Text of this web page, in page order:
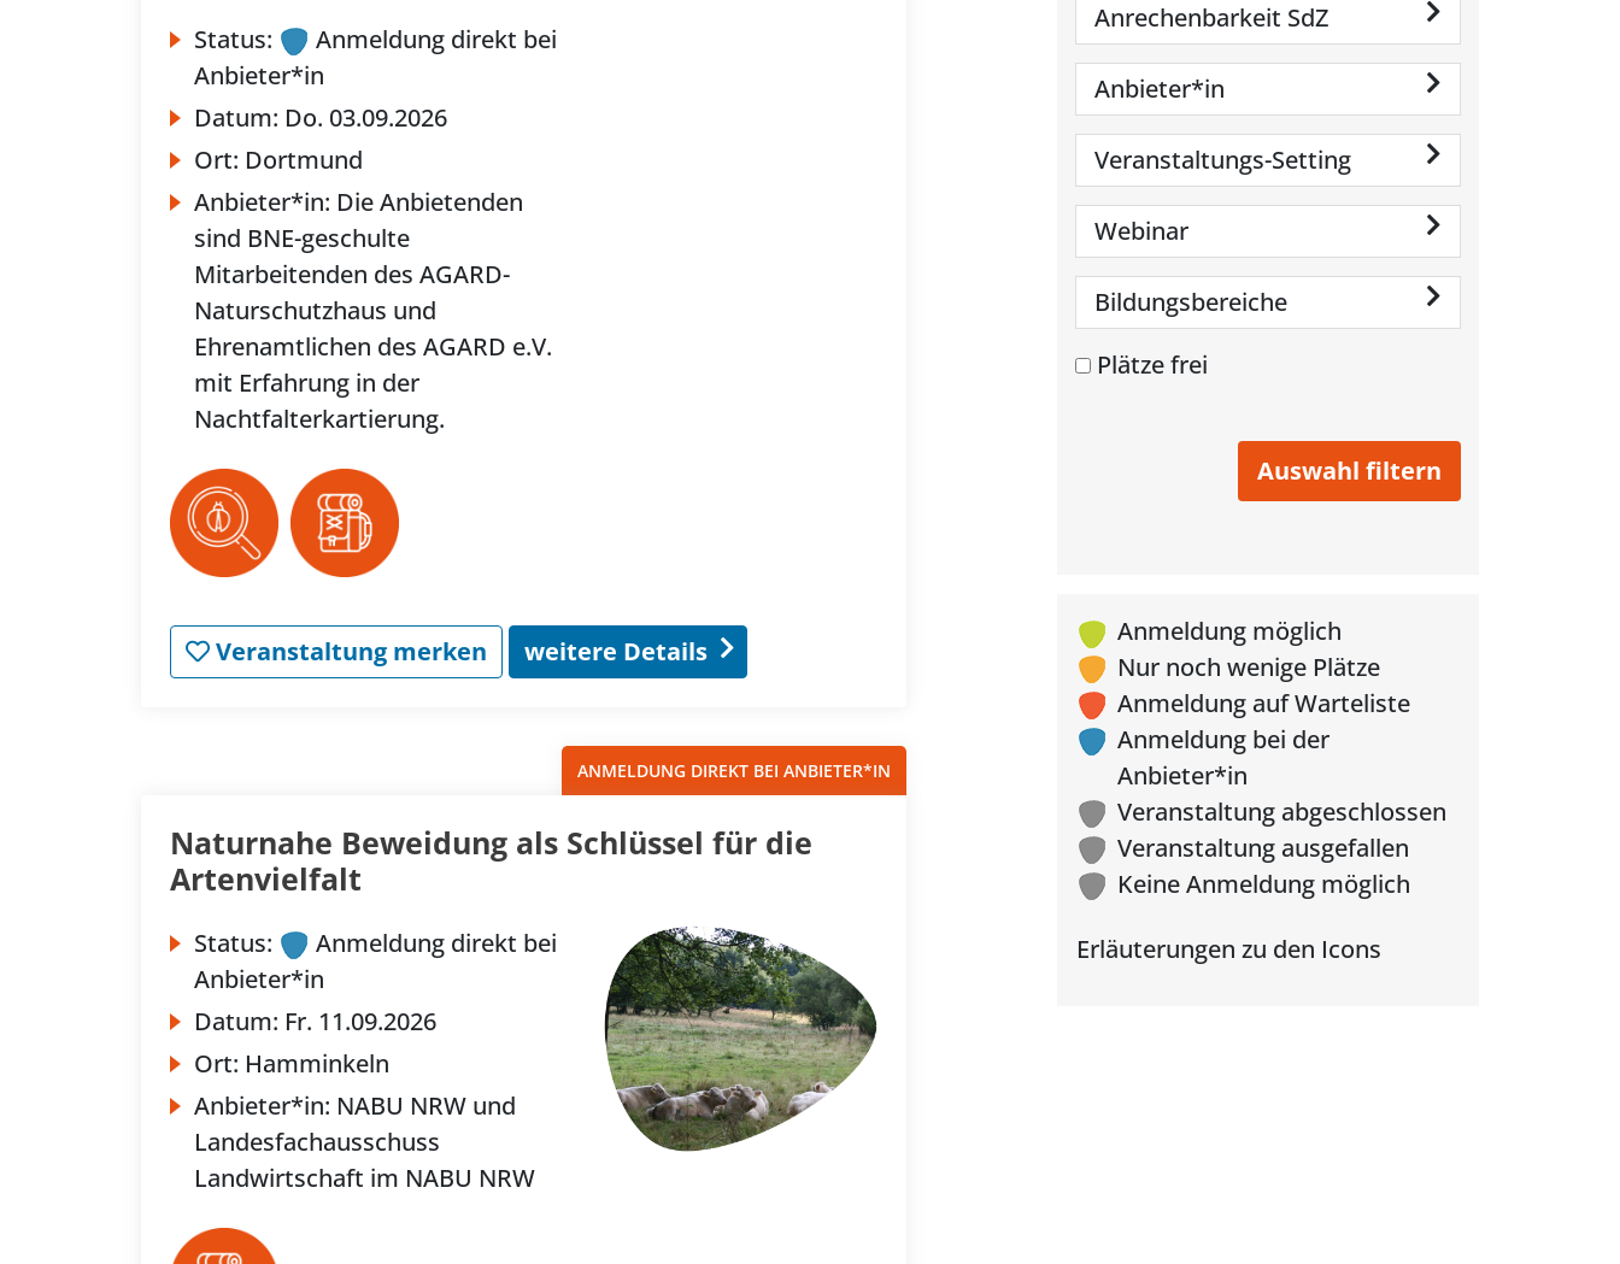
Status:
Anmeldung direkt bei
Anbieter*in
Datum: Do. 03.09.2026
Ort: Dortmund
Anbieter*in: Die Anbietenden
sind BNE-geschulte
Mitarbeitenden des AGARD-
Naturschutzhaus und
Ehrenamtlichen des AGARD e.V.
mit Erfahrung in der
Nachtfalterkartierung.
Veranstaltung merken weitere Details
ANMELDUNG DIREKT BEI ANBIETER*IN
Naturnahe Beweidung als Schlüssel für die
Artenvielfalt
Status:
Anmeldung direkt bei
Anbieter*in
Datum: Fr. 11.09.2026
Ort: Hamminkeln
Anbieter*in: NABU NRW und
Landesfachausschuss
Landwirtschaft im NABU NRW
Anrechenbarkeit SdZ
Anbieter*in
Veranstaltungs-Setting
Webinar
Bildungsbereiche
Plätze frei
Anmeldung möglich
Nur noch wenige Plätze
Anmeldung auf Warteliste
Anmeldung bei der
Anbieter*in
Veranstaltung abgeschlossen
Veranstaltung ausgefallen
Keine Anmeldung möglich
Erläuterungen zu den Icons